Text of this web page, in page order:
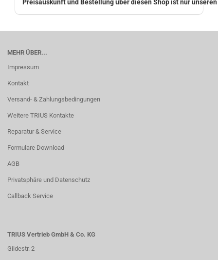
Preisauskunft und Bestellung über diesen Shop ist nur
MEHR ÜBER...
Impressum
Kontakt
Versand- & Zahlungsbedingungen
Weitere TRIUS Kontakte
Reparatur & Service
Formulare Download
AGB
Privatsphäre und Datenschutz
Callback Service
TRIUS Vertrieb GmbH & Co. KG
Gildestr. 2